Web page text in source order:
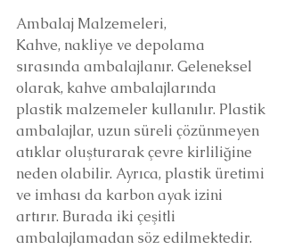
Ambalaj Malzemeleri,
Kahve, nakliye ve depolama
sırasında ambalajlanır. Geleneksel
olarak, kahve ambalajlarında
plastik malzemeler kullanılır. Plastik
ambalajlar, uzun süreli çözünmeyen
atıklar oluşturarak çevre kirliliğine
neden olabilir. Ayrıca, plastik üretimi
ve imhası da karbon ayak izini
artırır. Burada iki çeşitli
ambalajlamadan söz edilmektedir.